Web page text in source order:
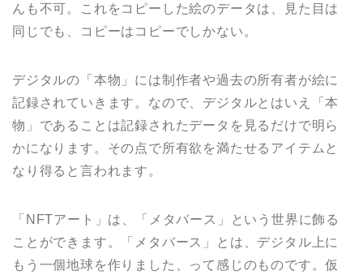
んも不可。これをコピーした絵のデータは、見た目は
同じでも、コピーはコピーでしかない。
デジタルの「本物」には制作者や過去の所有者が絵に
記録されていきます。なので、デジタルとはいえ「本
物」であることは記録されたデータを見るだけで明ら
かになります。その点で所有欲を満たせるアイテムと
なり得ると言われます。
「NFTアート」は、「メタバース」という世界に飾る
ことができます。「メタバース」とは、デジタル上に
もう一個地球を作りました、って感じのものです。仮